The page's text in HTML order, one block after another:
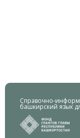
Справочно-
башкирский язык